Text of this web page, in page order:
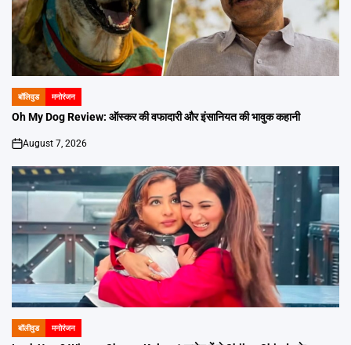
POSTED
IN
बॉलिवुड मनोरंजन
Oh My Dog Review: ऑस्कर की वफादारी और इंसानियत की भावुक कहानी
on
August 7, 2026
POSTED
बॉलीवुड मनोरंजन